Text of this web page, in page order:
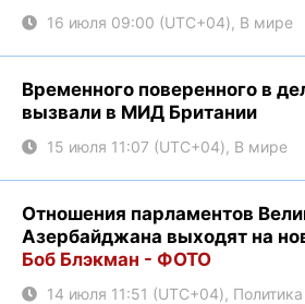
16 июля 09:00 (UTC+04), В мире
Временного поверенного в
вызвали в МИД Британии
15 июля 11:07 (UTC+04), В мире
Отношения парламентов
Азербайджана выходят на
Боб Блэкман - ФОТО
14 июля 11:51 (UTC+04), Политика